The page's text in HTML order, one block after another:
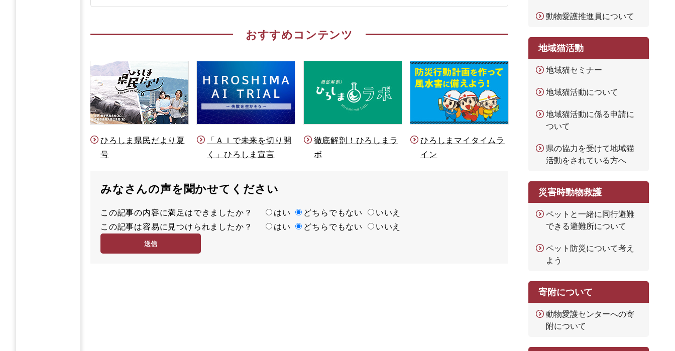
おすすめコンテンツ
ひろしま県民だより夏
号
「ＡＩで未来を切り開
く」ひろしま宣言
徹底解剖！ひろしまラ
ボ
ひろしまマイタイムラ
イン
みなさんの声を聞かせてください
満
足
この記事の内容に満足はできましたか？ はい どちらでもない
いいえ
容
度
この記事は容易に見つけられましたか？ はい どちらでもない いいえ
動物愛護推進員について
地域猫活動
地域猫セミナー
地域猫活動について
地域猫活動に係る申請に
ついて
県の協力を受けて地域猫
活動をされている方へ
災害時動物救護
ペットと一緒に同行避難
できる避難所について
ペット防災について考え
よう
寄附について
動物愛護センターへの寄
附について